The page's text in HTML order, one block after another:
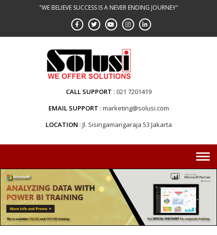
"WE BELIEVE SUCCESS IS A NEVER ENDING JOURNEY"
CALL SUPPORT 021 7201419
EMAIL SUPPORT marketing@solusi.com
LOCATION Jl. Sisingamangaraja 53 Jakarta